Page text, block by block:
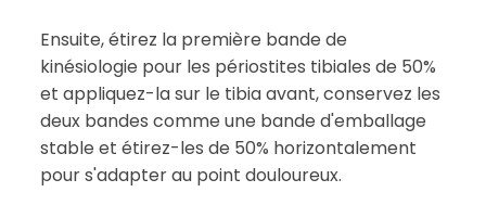
Ensuite, étirez la première bande de
kinésiologie pour les périostites tibiales de 50%
et appliquez-la sur le tibia avant, conservez les
deux bandes comme une bande d'emballage
stable et étirez-les de 50% horizontalement
pour s'adapter au point douloureux.